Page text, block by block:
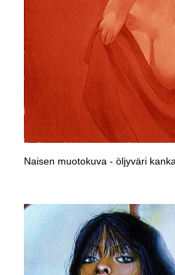
Naisen muotokuva - öljyväri